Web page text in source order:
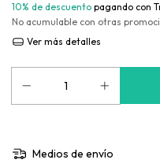
10% de descuento pagando con
No acumulable con otras
Ver más detalles
Medios de envío